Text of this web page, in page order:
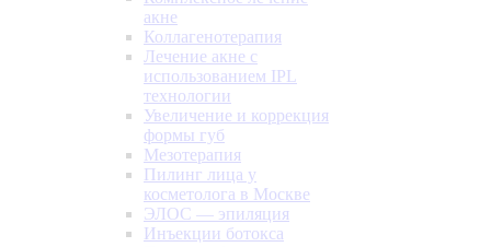
акне
Коллагенотерапия
Лечение акне с
использованием IPL
технологии
Увеличение и коррекция
формы губ
Мезотерапия
Пилинг лица у
косметолога в Москве
ЭЛОС — эпиляция
Инъекции ботокса